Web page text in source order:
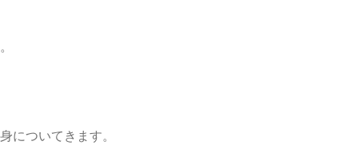
についてきます。